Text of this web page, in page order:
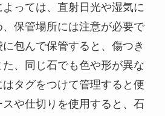
っては、直射日光や湿気に
保管場所には注意が必要で
包んで保管すると、傷つき
、同じ石でも色や形が異な
タグをつけて管理すると便
や仕切りを使用すると、石